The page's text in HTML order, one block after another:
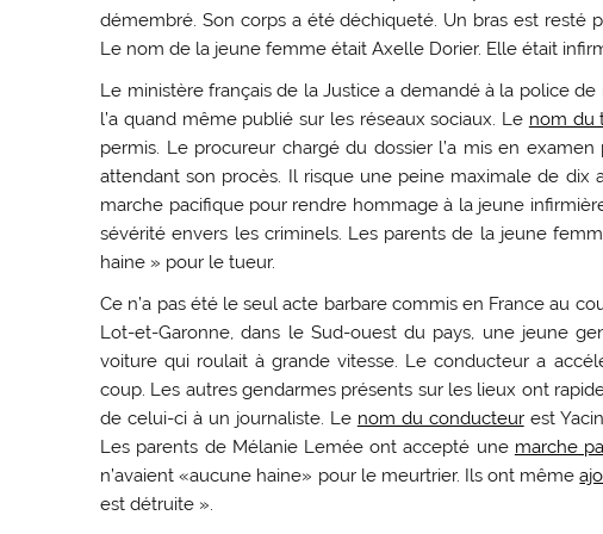
démembré. Son corps a été déchiqueté. Un bras est resté
Le nom de la jeune femme était Axelle Dorier. Elle était
Le ministère français de la Justice a demandé à la police
l’a quand même publié sur les réseaux sociaux. Le nom du
permis. Le procureur chargé du dossier l’a mis en
attendant son procès. Il risque une peine maximale de dix
marche pacifique pour rendre hommage à la jeune
sévérité envers les criminels. Les parents de la jeune
haine » pour le tueur.
Ce n’a pas été le seul acte barbare commis en France au
Lot-et-Garonne, dans le Sud-ouest du pays, une jeune
voiture qui roulait à grande vitesse. Le conducteur a
coup. Les autres gendarmes présents sur les lieux ont
de celui-ci à un journaliste. Le nom du conducteurest
Les parents de Mélanie Lemée ont accepté une marche
n’avaient «aucune haine» pour le meurtrier. Ils ont même
est détruite ».